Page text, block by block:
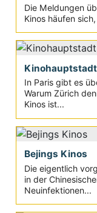
Die Meldungen
Kinos häufen
In Paris gibt es
Warum Zürich
Kinos ist...
Bejings Kinos
Die eigentlich
in der
Neuinfektionen...